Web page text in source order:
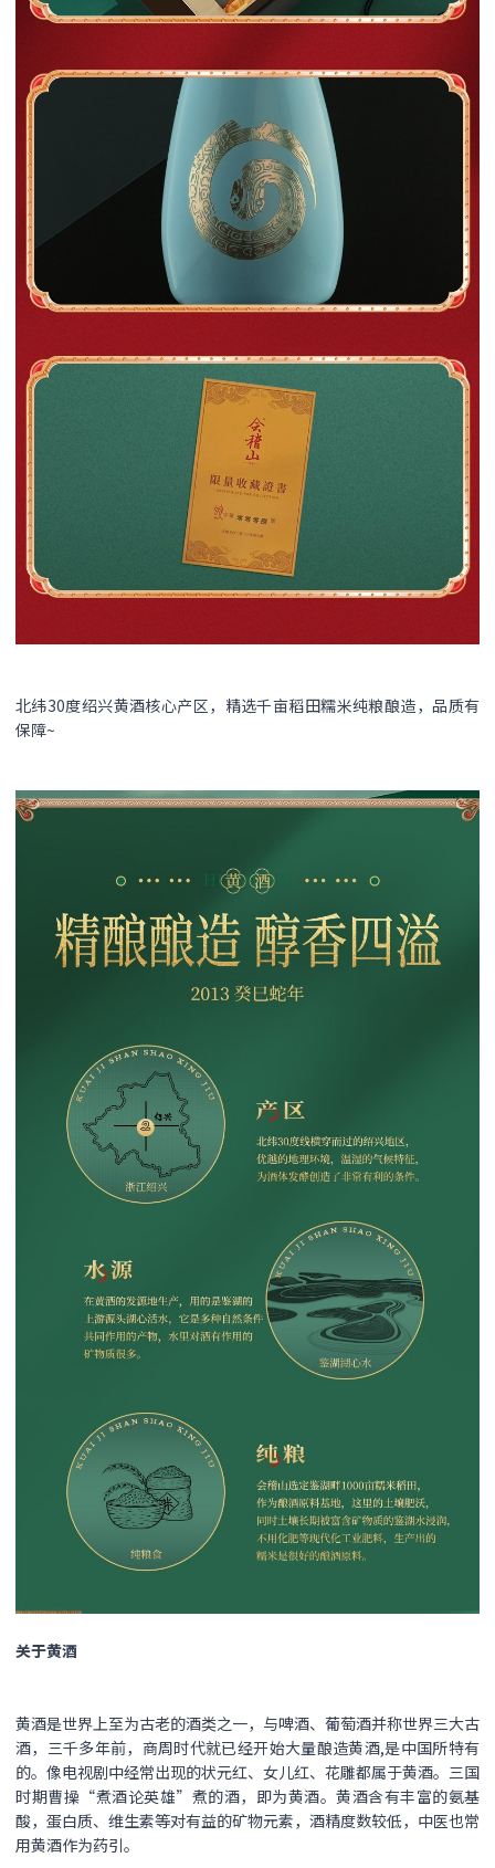
北纬30度绍兴黄酒核心产区，精选千亩稻田糯米纯粮酿造，品质有
保障~
关于黄酒
黄酒是世界上至为古老的酒类之一，与啤酒、葡萄酒并称世界三大古
酒，三千多年前，商周时代就已经开始大量酿造黄酒,是中国所特有
的。像电视剧中经常出现的状元红、女儿红、花雕都属于黄酒。三国
时期曹操“煮酒论英雄”煮的酒，即为黄酒。黄酒含有丰富的氨基
酸，蛋白质、维生素等对有益的矿物元素，酒精度数较低，中医也常
用黄酒作为药引。